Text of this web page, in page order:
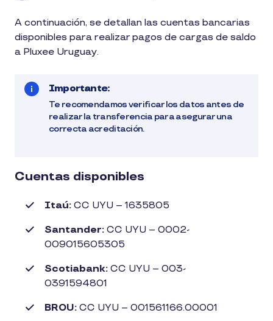
1
de
lectura
A continuación, se detallan las cuentas bancarias
disponibles para realizar pagos de cargas de saldo
a Pluxee Uruguay.
Importante:
Te recomendamos verificar los datos antes de
realizar la transferencia para asegurar una
correcta acreditación.
Cuentas disponibles
Itaú: CC UYU – 1635805
Santander: CC UYU – 0002-
009015605305
Scotiabank: CC UYU – 003-
0391594801
BROU: CC UYU – 001561166.00001